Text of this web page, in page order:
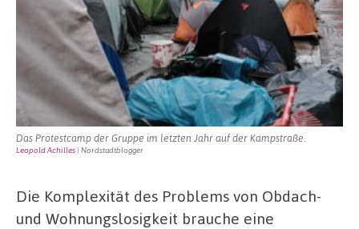
Das Protestcamp der Gruppe im letzten Jahr auf der Kampstraße.
Leopold Achilles | Nordstadtblogger
Die Komplexität des Problems von Obdach-
und Wohnungslosigkeit brauche eine